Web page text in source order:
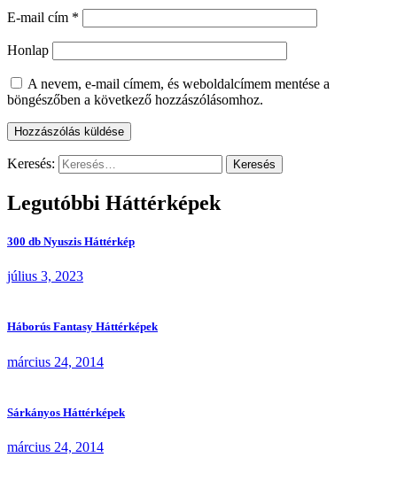
E-mail cím *
Honlap
A nevem, e-mail címem, és weboldalcímem mentése a
böngészőben a következő hozzászólásomhoz.
Keresés:
Legutóbbi Háttérképek
300 db Nyuszis Háttérkép
július 3, 2023
Háborús Fantasy Háttérképek
március 24, 2014
Sárkányos Háttérképek
március 24, 2014